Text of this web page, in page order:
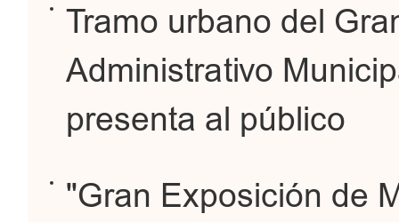
Tramo urbano del
Administrativo
presenta al público
"Gran Exposición de